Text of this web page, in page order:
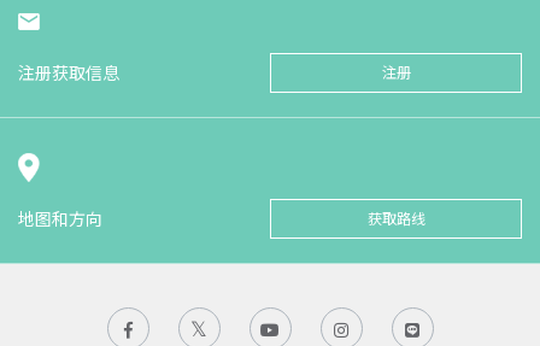
注册获取信息 注册
地图和方向 获取路线